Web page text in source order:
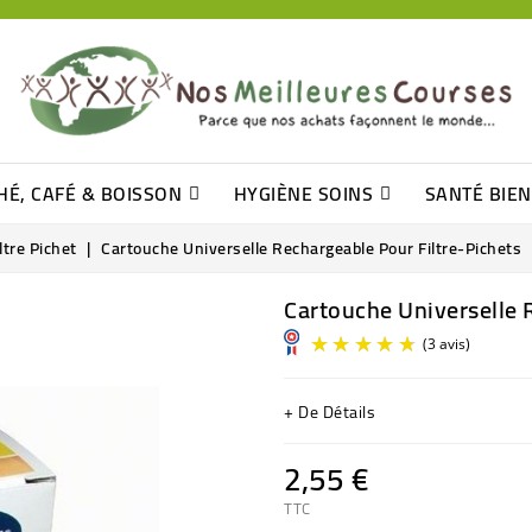
CAFÉ & BOISSON HYGIÈNE SOINS SANTÉ
Pichet
Cartouche Universelle Rechargeable Pour Filtre-Pichets
Cartouche
+ De Détails
2,55 €
TTC